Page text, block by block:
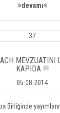
devamı
37
MEVZUATINI
KAPIDA !!!
05-08-2014
Birliğinde